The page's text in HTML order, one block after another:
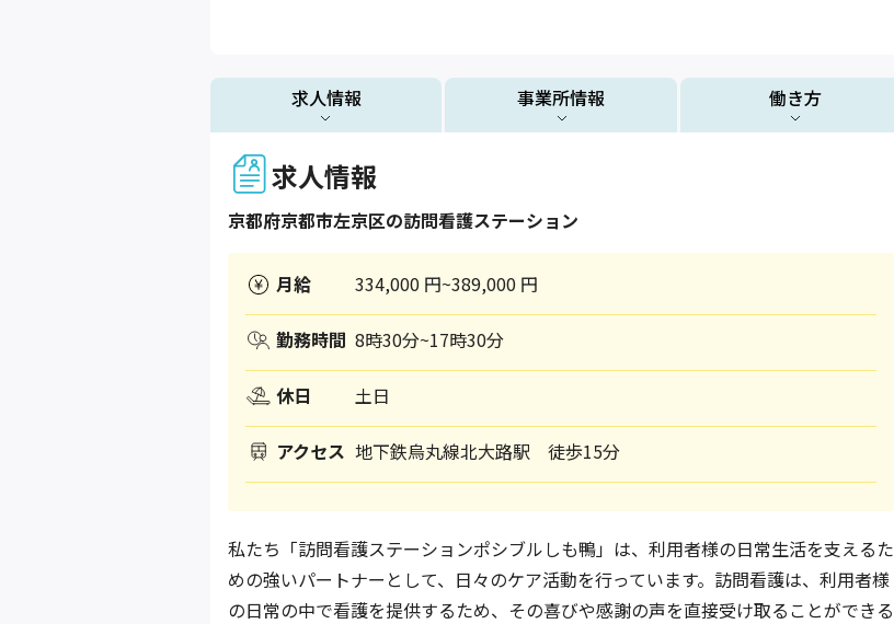
求人情報 事業所情報 働き方
求人情報
京都府京都市左京区の訪問看護ステーション
月給 334,000 円~389,000 円
勤務時間 8時30分~17時30分
休日 土日
アクセス 地下鉄烏丸線北大路駅 徒歩15分
私たち「訪問看護ステーションポシブルしも鴨」は、利用者様の日常生活を支えるた
めの強いパートナーとして、日々のケア活動を行っています。訪問看護は、利用者様
の日常の中で看護を提供するため、その喜びや感謝の声を直接受け取ることができる